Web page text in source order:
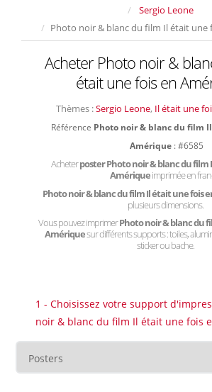
Sergio Leone
Photo noir & blanc du film Il était une
Acheter Photo noir &
était une fois en
Thèmes :Sergio Leone, Il était une
Référence Photo noir & blanc du film
Amérique : #6585
Acheterposter Photo noir & blanc du film
Amériqueimprimée en
Photo noir & blanc du film Il était une fois
plusieurs dimensions.
Vous pouvez imprimerPhoto noir & blanc du
Amériquesur différents supports : toiles,
sticker ou bache.
1 - Choisissez votre support
noir & blanc du film Il était une fois